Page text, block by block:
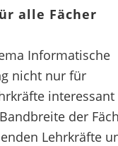
alle Fächer
Informatische
nicht nur für
der
Lehrkräfte